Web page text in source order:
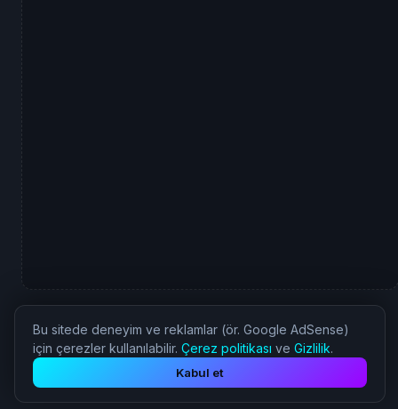
© 2026 Nostalji Oyun - Tüm Hakları Saklıdır.
Bu sitede deneyim ve reklamlar (ör. Google AdSense)
için çerezler kullanılabilir. Çerez politikası ve Gizlilik.
Kabul et